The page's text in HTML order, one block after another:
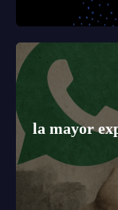
la mayor